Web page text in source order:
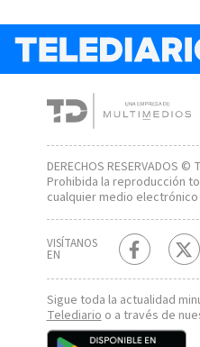
DERECHOS RESERVADOS ©
Prohibida la reproducción
cualquier medio
VISÍTANOS
EN
Sigue toda la actualidad
Telediarioo a través de